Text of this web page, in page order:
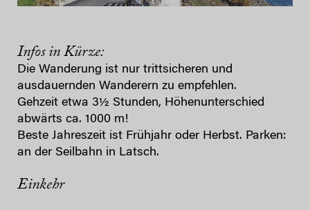
Infos in Kürze:
Die Wanderung ist nur trittsicheren und
ausdauernden Wanderern zu empfehlen.
Gehzeit etwa 3½ Stunden, Höhenunterschied
abwärts ca. 1000 m!
Beste Jahreszeit ist Frühjahr oder Herbst. Parken:
an der Seilbahn in Latsch.
Einkehr